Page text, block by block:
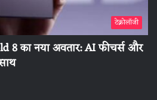
टेक्नोलॉजी
8 का नया अवतार: AI फीचर्स और